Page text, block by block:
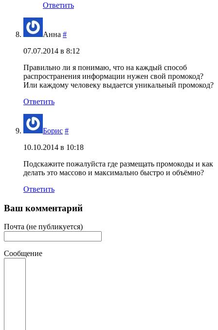
Ответить
Анна #
07.07.2014 в 8:12
Правильно ли я понимаю, что на каждый способ
распространения информации нужен свой промокод?
Или каждому человеку выдается уникальный промокод?
Ответить
Борис #
10.10.2014 в 10:18
Подскажите пожалуйста где размещать промокоды и как
делать это массово и максимально быстро и объёмно?
Ответить
Ваш комментарий
Почта (не публикуется)
Сообщение